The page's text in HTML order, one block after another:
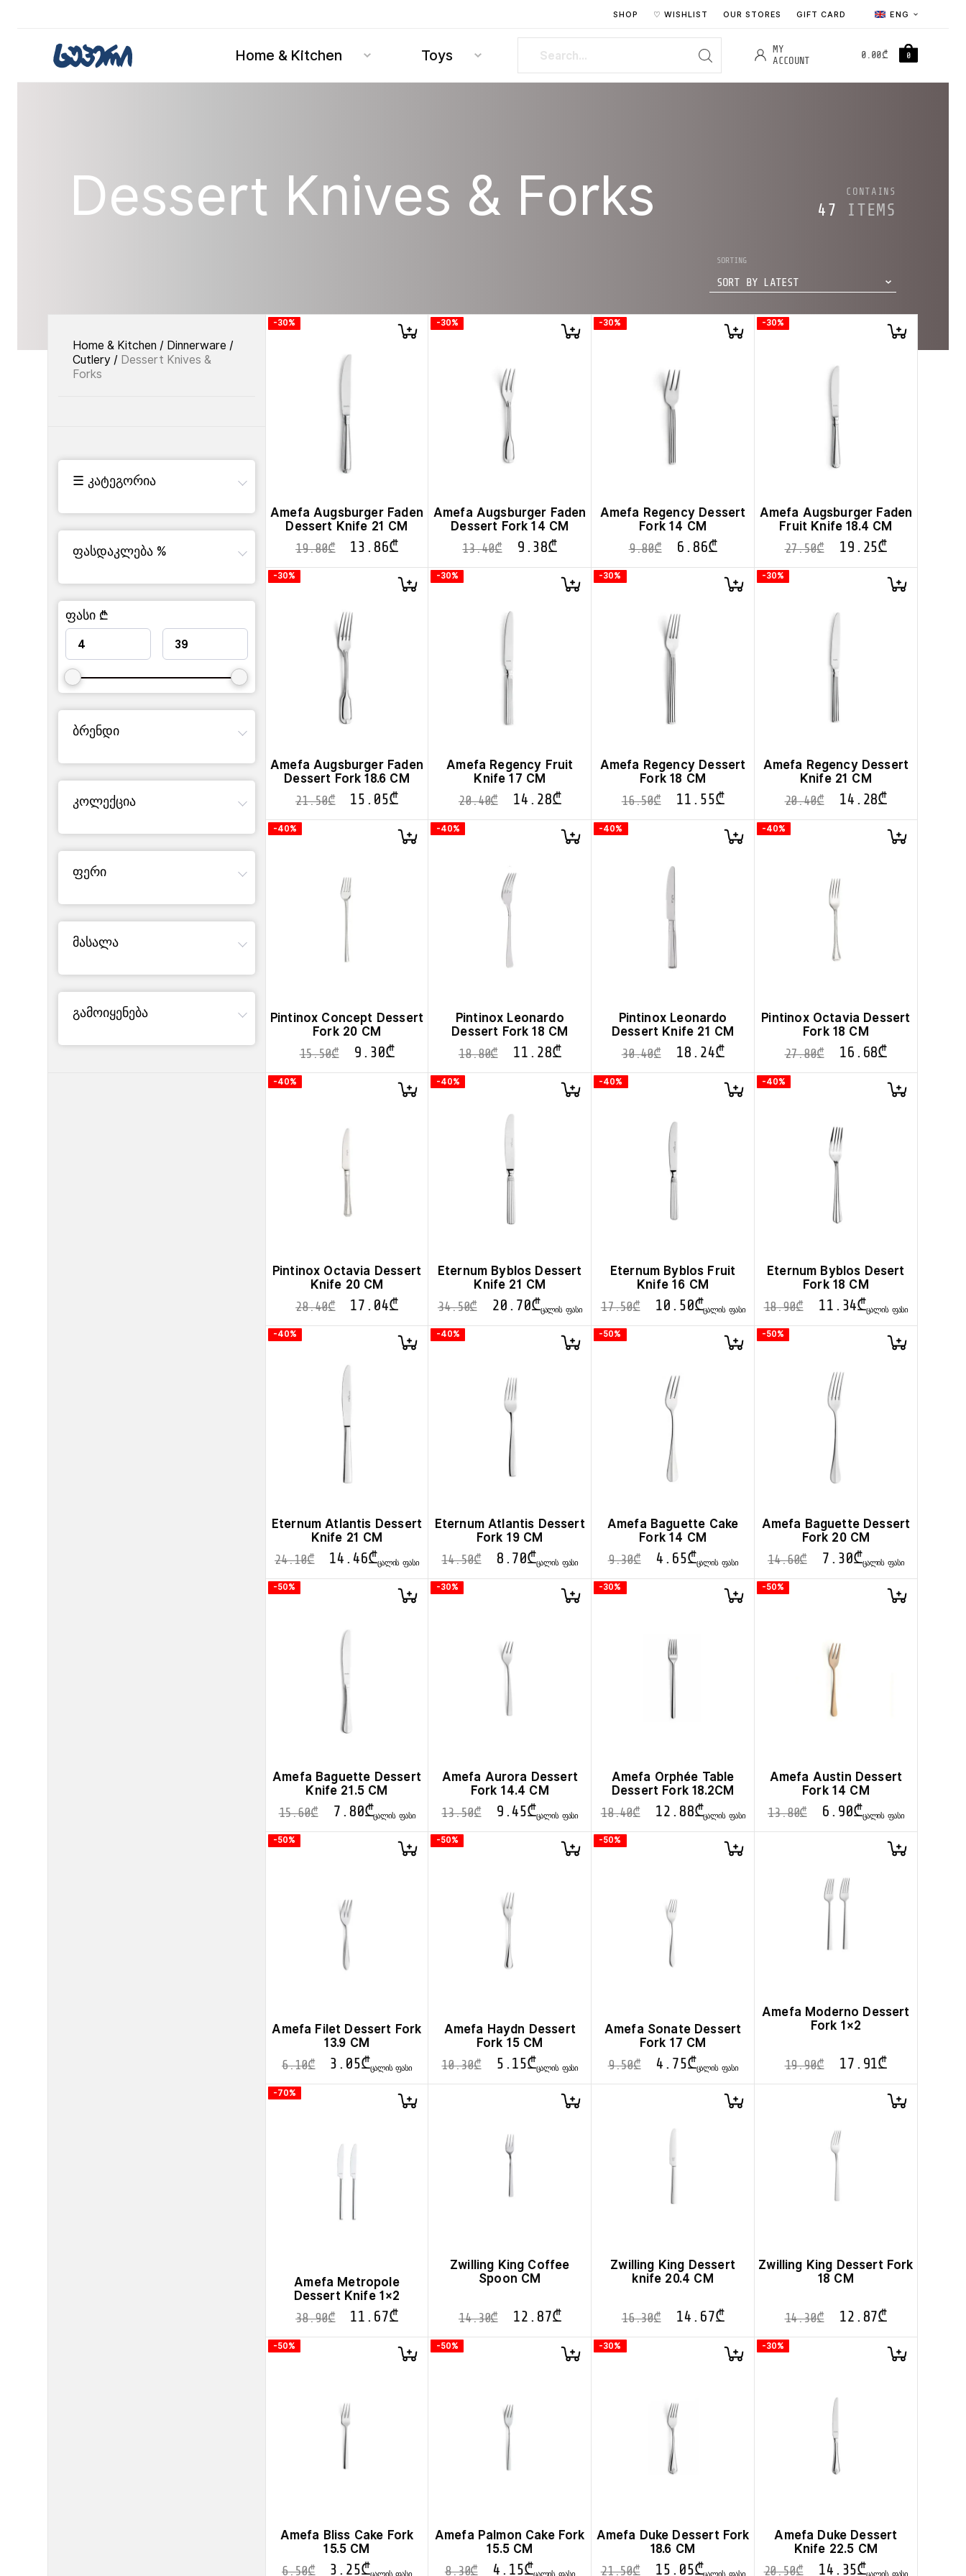
ENG
SHOP ♡ WISHLIST OUR STORES GIFT CARD
Home & Kitchen Toys
MY
ACCOUNT
0.00₾ 0
Dessert Knives & Forks CONTAINS
47 ITEMS
SORTING
SORT BY LATEST
Home & Kitchen / Dinnerware /
Cutlery/ Dessert Knives &
Forks
☰ კატეგორია
ფასდაკლება %
ფასი ₾
ბრენდი
კოლექცია
ფერი
მასალა
გამოიყენება
-30%
Amefa Augsburger Faden
Dessert Knife 21 CM
19.80₾ 13.86₾
-30%
Amefa Augsburger Faden
Dessert Fork 14 CM
13.40₾ 9.38₾
-30%
Amefa Regency Dessert
Fork 14 CM
9.80₾ 6.86₾
-30%
Amefa Augsburger Faden
Fruit Knife 18.4 CM
27.50₾ 19.25₾
-30%
Amefa Augsburger Faden
Dessert Fork 18.6 CM
21.50₾ 15.05₾
-30%
Amefa Regency Fruit
Knife 17 CM
20.40₾ 14.28₾
-30%
Amefa Regency Dessert
Fork 18 CM
16.50₾ 11.55₾
-30%
Amefa Regency Dessert
Knife 21 CM
20.40₾ 14.28₾
-40%
Pintinox Concept Dessert
Fork 20 CM
15.50₾ 9.30₾
-40%
Pintinox Leonardo
Dessert Fork 18 CM
18.80₾ 11.28₾
-40%
Pintinox Leonardo
Dessert Knife 21 CM
30.40₾ 18.24₾
-40%
Pintinox Octavia Dessert
Fork 18 CM
27.80₾ 16.68₾
-40%
Pintinox Octavia Dessert
Knife 20 CM
28.40₾ 17.04₾
-40%
Eternum Byblos Dessert
Knife 21 CM
34.50₾ 20.70₾ᲪᲐᲚᲘᲡ ᲤᲐᲡᲘ
-40%
Eternum Byblos Fruit
Knife 16 CM
17.50₾ 10.50₾ᲪᲐᲚᲘᲡ ᲤᲐᲡᲘ
-40%
Eternum Byblos Desert
Fork 18 CM
18.90₾ 11.34₾ᲪᲐᲚᲘᲡ ᲤᲐᲡᲘ
-40%
Eternum Atlantis Dessert
Knife 21 CM
24.10₾ 14.46₾ᲪᲐᲚᲘᲡ ᲤᲐᲡᲘ
-40%
Eternum Atlantis Dessert
Fork 19 CM
14.50₾ 8.70₾ᲪᲐᲚᲘᲡ ᲤᲐᲡᲘ
-50%
Amefa Baguette Cake
Fork 14 CM
9.30₾ 4.65₾ᲪᲐᲚᲘᲡ ᲤᲐᲡᲘ
-50%
Amefa Baguette Dessert
Fork 20 CM
14.60₾ 7.30₾ᲪᲐᲚᲘᲡ ᲤᲐᲡᲘ
-50%
Amefa Baguette Dessert
Knife 21.5 CM
15.60₾ 7.80₾ᲪᲐᲚᲘᲡ ᲤᲐᲡᲘ
-30%
Amefa Aurora Dessert
Fork 14.4 CM
13.50₾ 9.45₾ᲪᲐᲚᲘᲡ ᲤᲐᲡᲘ
-30%
Amefa Orphée Table
Dessert Fork 18.2CM
18.40₾ 12.88₾ᲪᲐᲚᲘᲡ ᲤᲐᲡᲘ
-50%
Amefa Austin Dessert
Fork 14 CM
13.80₾ 6.90₾ᲪᲐᲚᲘᲡ ᲤᲐᲡᲘ
-50%
Amefa Filet Dessert Fork
13.9 CM
6.10₾ 3.05₾ᲪᲐᲚᲘᲡ ᲤᲐᲡᲘ
-50%
Amefa Haydn Dessert
Fork 15 CM
10.30₾ 5.15₾ᲪᲐᲚᲘᲡ ᲤᲐᲡᲘ
-50%
Amefa Sonate Dessert
Fork 17 CM
9.50₾ 4.75₾ᲪᲐᲚᲘᲡ ᲤᲐᲡᲘ
Amefa Moderno Dessert
Fork 1×2
19.90₾ 17.91₾
-70%
Amefa Metropole
Dessert Knife 1×2
38.90₾ 11.67₾
Zwilling King Coffee
Spoon CM
14.30₾ 12.87₾
Zwilling King Dessert
knife 20.4 CM
16.30₾ 14.67₾
Zwilling King Dessert Fork
18 CM
14.30₾ 12.87₾
-50%
Amefa Bliss Cake Fork
15.5 CM
6.50₾ 3.25₾
-50%
Amefa Palmon Cake Fork
15.5 CM
8.30₾ 4.15₾
-30%
Amefa Duke Dessert Fork
18.6 CM
21.50₾ 15.05₾
-30%
Amefa Duke Dessert
Knife 22.5 CM
20.50₾ 14.35₾